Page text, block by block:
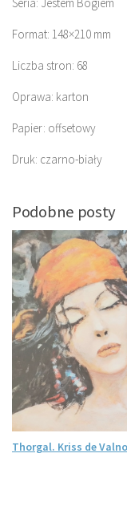
Format: 148×210 mm
Liczba stron: 68
Oprawa: karton
Papier: offsetowy
Druk: czarno-biały
Podobne posty
Thorgal. Kriss de